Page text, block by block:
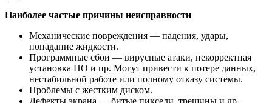
Наиболее частые причины неисправности
Механические повреждения — падения, удары,
попадание жидкости.
Программные сбои — вирусные атаки, некорректная
установка ПО и пр. Могут привести к потере данных,
нестабильной работе или полному отказу системы.
Проблемы с жестким диском.
Дефекты экрана — битые пиксели, трещины и др.